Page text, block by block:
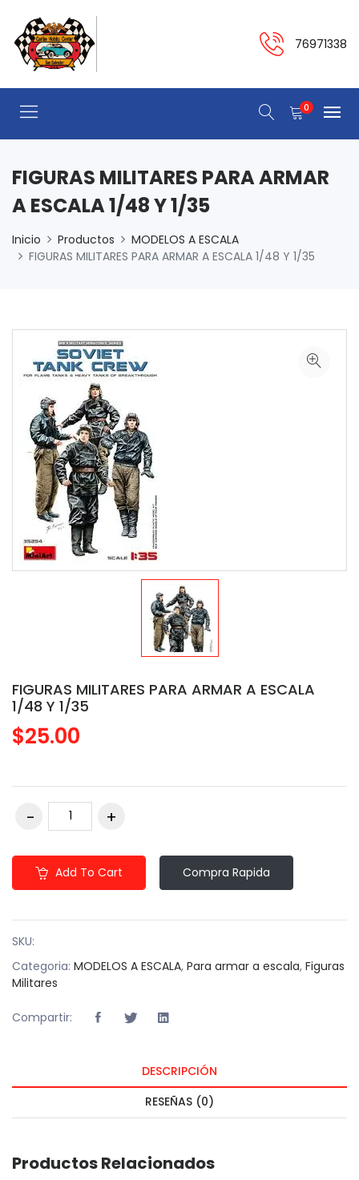
76971338
0
FIGURAS MILITARES PARA ARMAR
A ESCALA 1/48 Y 1/35
Inicio Productos
MODELOS A ESCALA
FIGURAS MILITARES PARA ARMAR A ESCALA 1/48 Y 1/35
FIGURAS MILITARES PARA ARMAR A ESCALA
1/48 Y 1/35
$25.00
Add To Cart Compra Rapida
SKU:
Categoria: MODELOS A ESCALA, Para armar a escala, Figuras
Militares
Compartir:
DESCRIPCIÓN
RESEÑAS (0)
Productos Relacionados